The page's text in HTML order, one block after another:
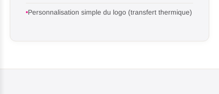
Personnalisation simple du logo (transfert thermique)